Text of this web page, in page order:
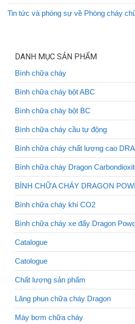
Tin tức và phóng sự về Phòng cháy
DANH MỤC SẢN PHẨM
Bình chữa cháy
Bình chữa cháy bột ABC
Bình chữa cháy bột BC
Bình chữa cháy cầu tự động
Bình chữa cháy chất lượng cao
Bình chữa cháy Dragon
BÌNH CHỮA CHÁY DRAGON
Bình chữa cháy khí CO2
Bình chữa cháy xe đẩy Dragon
Catalogue
Catologue
Chất lượng sản phẩm
Lăng phun chữa cháy Dragon
Máy bơm chữa cháy